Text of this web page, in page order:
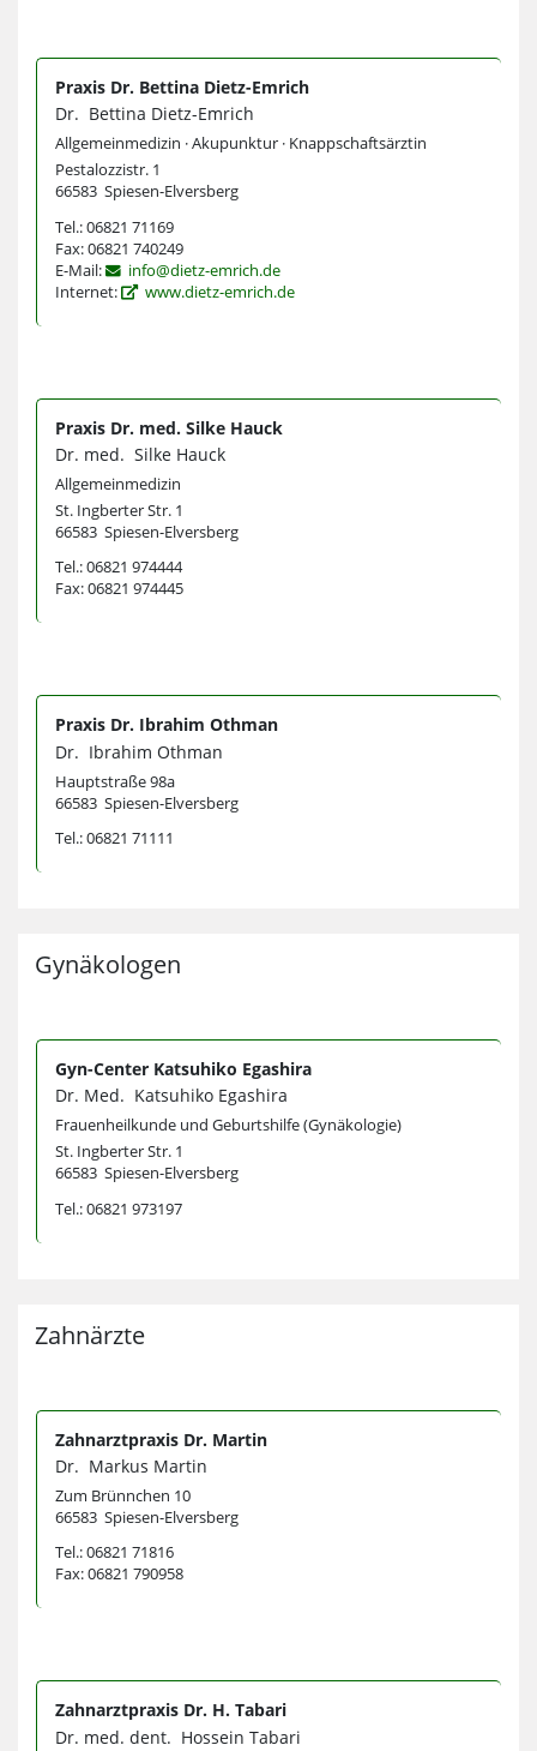
Praxis Dr. Bettina Dietz-Emrich
Dr. Bettina Dietz-Emrich
Allgemeinmedizin · Akupunktur · Knappschaftsärztin
Pestalozzistr. 1
66583 Spiesen-Elversberg
Tel.: 06821 71169
Fax: 06821 740249
E-Mail:
info@dietz-emrich.de
Internet:
www.dietz-emrich.de
Praxis Dr. med. Silke Hauck
Dr. med. Silke Hauck
Allgemeinmedizin
St. Ingberter Str. 1
66583 Spiesen-Elversberg
Tel.: 06821 974444
Fax: 06821 974445
Praxis Dr. Ibrahim Othman
Dr. Ibrahim Othman
Hauptstraße 98a
66583 Spiesen-Elversberg
Tel.: 06821 71111
Gynäkologen
Gyn-Center Katsuhiko Egashira
Dr. Med. Katsuhiko Egashira
Frauenheilkunde und Geburtshilfe (Gynäkologie)
St. Ingberter Str. 1
66583 Spiesen-Elversberg
Tel.: 06821 973197
Zahnärzte
Zahnarztpraxis Dr. Martin
Dr. Markus Martin
Zum Brünnchen 10
66583 Spiesen-Elversberg
Tel.: 06821 71816
Fax: 06821 790958
Zahnarztpraxis Dr. H. Tabari
Dr. med. dent. Hossein Tabari